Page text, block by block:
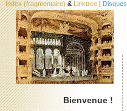
Index (fragmentaire) & Linktree | Disques
Bienvenue !